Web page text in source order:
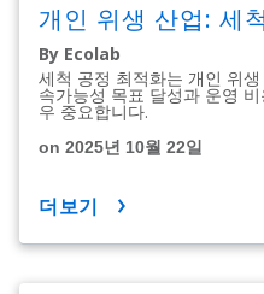
개인 위생 산업: 세
By Ecolab
세척 공정 최적화는 개인 위
속가능성 목표 달성과 운영
우 중요합니다.
on 2025년 10월 22일
더보기